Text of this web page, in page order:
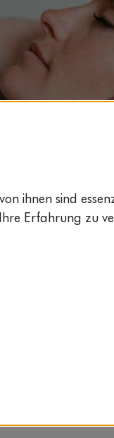
Stress
ihnen sind
Erfahrung zu